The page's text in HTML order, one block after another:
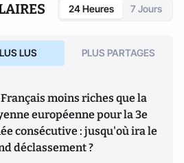
24 Heures 7 Jours
LUS PLUS PARTAGES
moins riches que la
européenne pour la 3e
consécutive : jusqu'où ira le
déclassement ?